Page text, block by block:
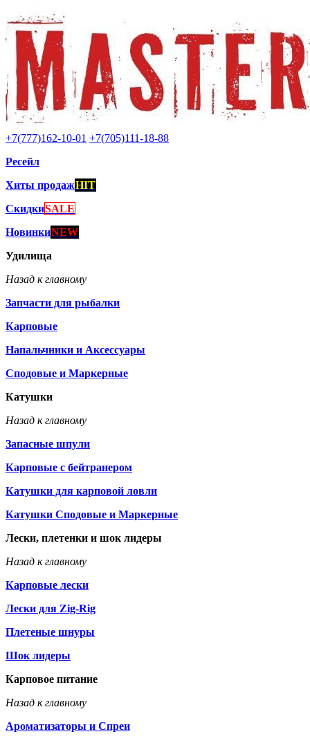
+7(777)162-10-01 +7(705)111-18-88
Ресейл
Хиты продажHIT
СкидкиSALE
НовинкиNEW
Удилища
Назад к главному
Запчасти для рыбалки
Карповые
Напальчники и Аксессуары
Сподовые и Маркерные
Катушки
Назад к главному
Запасные шпули
Карповые с бейтранером
Катушки для карповой ловли
Катушки Сподовые и Маркерные
Лески, плетенки и шок лидеры
Назад к главному
Карповые лески
Лески для Zig-Rig
Плетеные шнуры
Шок лидеры
Карповое питание
Назад к главному
Ароматизаторы и Спреи